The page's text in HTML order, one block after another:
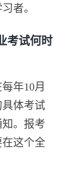
者。
试何时
年10月
体考试
。报考
这个全